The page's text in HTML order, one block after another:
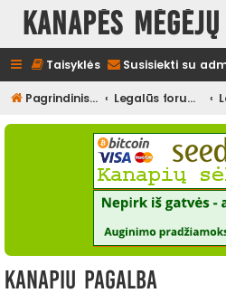
Kanapės
Taisyklės Susisiekti su
Pagrindinis diskusijų puslapis Legalūs forumai
Kanapiu pagalba